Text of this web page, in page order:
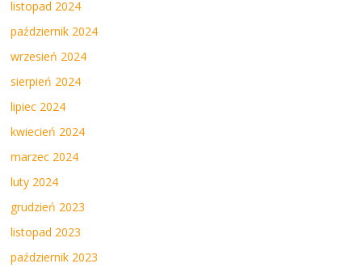
listopad 2024
październik 2024
wrzesień 2024
sierpień 2024
lipiec 2024
kwiecień 2024
marzec 2024
luty 2024
grudzień 2023
listopad 2023
październik 2023